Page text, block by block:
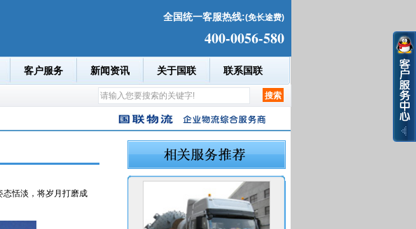
全国统一客服热线:(免长途费)
400-0056-580
客户服务 新闻资讯 关于国联 联系国联
恬淡，将岁月打磨成